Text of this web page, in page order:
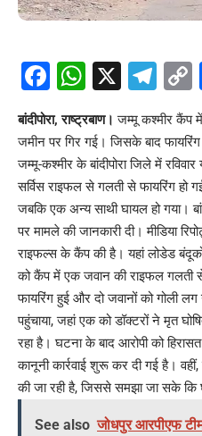
Facebook
X
बांदीपोरा, राष्ट्रबाण। जम्मू कश्मीर कैंप
जमीन पर गिर गई। जिसके बाद
जम्मू-कश्मीर के बांदीपोरा जिले में
सर्विस राइफल से गलती से फायरिंग हो
जबकि एक अन्य साथी घायल हो गया।
पर मामले की जानकारी दी। मीडिया
राइफल्स के कैंप की है। यहां लोडेड
को कैंप में एक जवान की राइफल गलती
फायरिंग हुई और दो जवानों को गोली
पहुंचाया, जहां एक को डॉक्टरों ने मृत
रहा है। घटना के बाद आरोपी को
कानूनी कार्रवाई शुरू कर दी गई है।
की जा रही है, जिससे समझा जा सके
See also जोधपुर आरपीएफ